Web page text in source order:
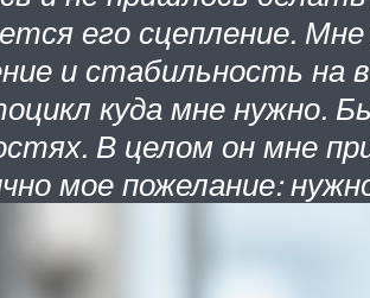
его сцепление. Мне
и стабильность
куда мне нужно.
В целом он мне
мое пожелание: